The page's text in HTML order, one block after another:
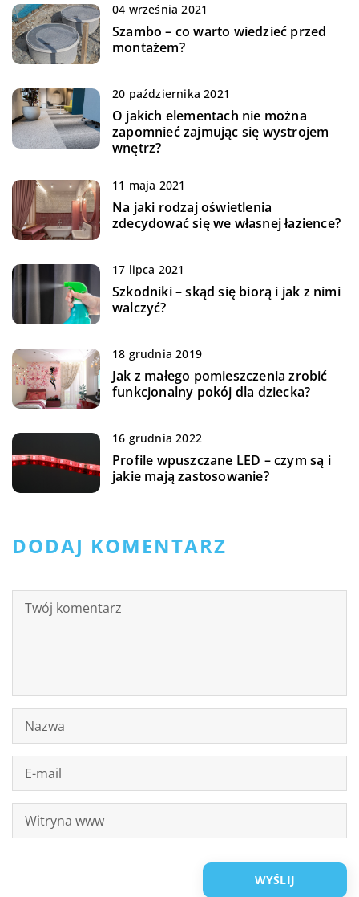
04 września 2021
Szambo – co warto wiedzieć przed
montażem?
20 października 2021
O jakich elementach nie można
zapomnieć zajmując się wystrojem
wnętrz?
11 maja 2021
Na jaki rodzaj oświetlenia
zdecydować się we własnej łazience?
17 lipca 2021
Szkodniki – skąd się biorą i jak z nimi
walczyć?
18 grudnia 2019
Jak z małego pomieszczenia zrobić
funkcjonalny pokój dla dziecka?
16 grudnia 2022
Profile wpuszczane LED – czym są i
jakie mają zastosowanie?
DODAJ KOMENTARZ